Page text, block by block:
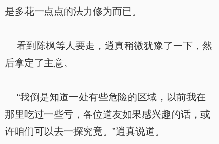
是多花一点点的法力修为而已。
看到陈枫等人要走，逍真稍微犹豫了一下，然
后拿定了主意。
“我倒是知道一处有些危险的区域，以前我在
那里吃过一些亏，各位道友如果感兴趣的话，或
许咱们可以去一探究竟。”逍真说道。